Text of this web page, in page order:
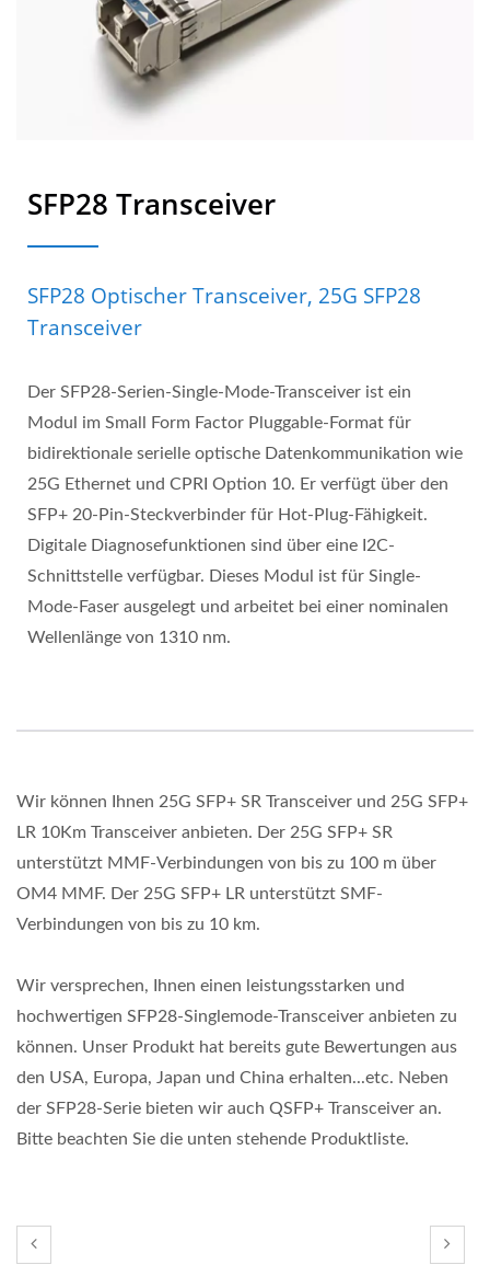
SFP28 Transceiver
SFP28 Optischer Transceiver, 25G SFP28
Transceiver
Der SFP28-Serien-Single-Mode-Transceiver ist ein
Modul im Small Form Factor Pluggable-Format für
bidirektionale serielle optische Datenkommunikation wie
25G Ethernet und CPRI Option 10. Er verfügt über den
SFP+ 20-Pin-Steckverbinder für Hot-Plug-Fähigkeit.
Digitale Diagnosefunktionen sind über eine I2C-
Schnittstelle verfügbar. Dieses Modul ist für Single-
Mode-Faser ausgelegt und arbeitet bei einer nominalen
Wellenlänge von 1310 nm.
Wir können Ihnen 25G SFP+ SR Transceiver und 25G SFP+
LR 10Km Transceiver anbieten. Der 25G SFP+ SR
unterstützt MMF-Verbindungen von bis zu 100 m über
OM4 MMF. Der 25G SFP+ LR unterstützt SMF-
Verbindungen von bis zu 10 km.
Wir versprechen, Ihnen einen leistungsstarken und
hochwertigen SFP28-Singlemode-Transceiver anbieten zu
können. Unser Produkt hat bereits gute Bewertungen aus
den USA, Europa, Japan und China erhalten...etc. Neben
der SFP28-Serie bieten wir auch QSFP+ Transceiver an.
Bitte beachten Sie die unten stehende Produktliste.